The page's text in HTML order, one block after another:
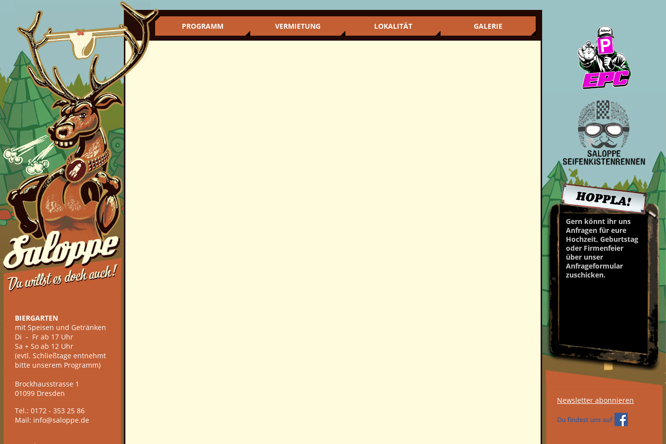
BIERGARTEN
mit Speisen und Getränken
Di - Fr ab 17 Uhr
Sa + So ab 12 Uhr
(evtl. Schließtage entnehmt
bitte unserem Programm)
Brockhausstrasse 1
01099 Dresden
Tel.: 0172 - 353 25 86
Mail: info@saloppe.de
PROGRAMM VERMIETUNG LOKALITÄT GALERIE
Gern könnt ihr uns
Anfragen für eure
Hochzeit, Geburtstag
oder Firmenfeier
über unser
Anfrageformular
zuschicken.
Newsletter abonnieren